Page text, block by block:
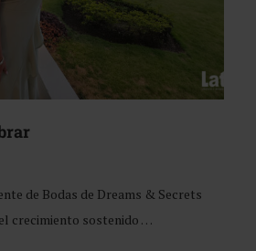
de Bodas de Dreams & Secrets
crecimiento sostenido …